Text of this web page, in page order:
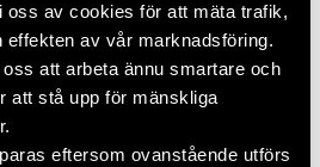
oss av cookies för att mäta trafik,
effekten av vår marknadsföring.
att arbeta ännu smartare och
att stå upp för mänskliga
eftersom ovanstående utförs
var en årlig tävling mellan
och grupper från hela
innovativa metoder
rättigheterna, globalt
Priset delades ut av Civil